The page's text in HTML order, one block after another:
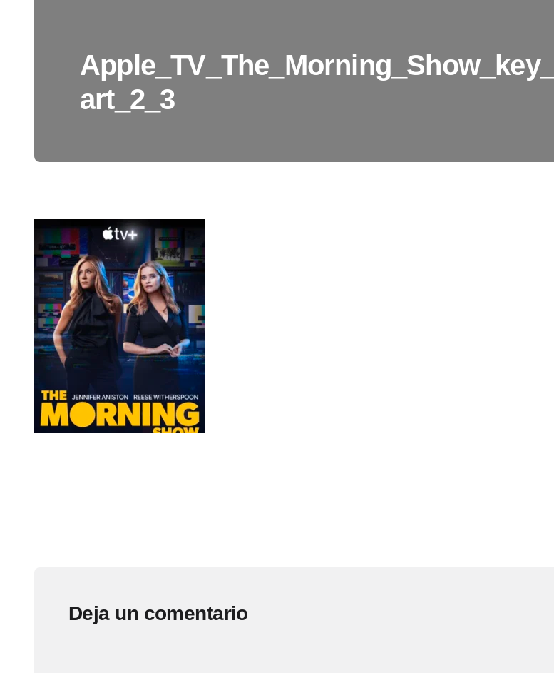
Apple_TV_The_Morning_Show_key_
art_2_3
Deja un comentario